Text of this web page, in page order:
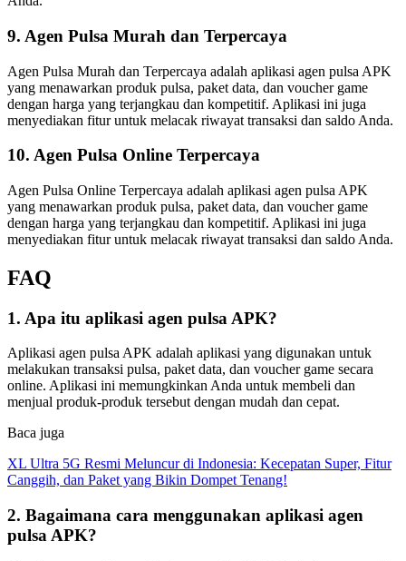
9. Agen Pulsa Murah dan Terpercaya
Agen Pulsa Murah dan Terpercaya adalah aplikasi agen pulsa APK
yang menawarkan produk pulsa, paket data, dan voucher game
dengan harga yang terjangkau dan kompetitif. Aplikasi ini juga
menyediakan fitur untuk melacak riwayat transaksi dan saldo Anda.
10. Agen Pulsa Online Terpercaya
Agen Pulsa Online Terpercaya adalah aplikasi agen pulsa APK
yang menawarkan produk pulsa, paket data, dan voucher game
dengan harga yang terjangkau dan kompetitif. Aplikasi ini juga
menyediakan fitur untuk melacak riwayat transaksi dan saldo Anda.
FAQ
1. Apa itu aplikasi agen pulsa APK?
Aplikasi agen pulsa APK adalah aplikasi yang digunakan untuk
melakukan transaksi pulsa, paket data, dan voucher game secara
online. Aplikasi ini memungkinkan Anda untuk membeli dan
menjual produk-produk tersebut dengan mudah dan cepat.
Baca juga
XL Ultra 5G Resmi Meluncur di Indonesia: Kecepatan Super, Fitur
Canggih, dan Paket yang Bikin Dompet Tenang!
2. Bagaimana cara menggunakan aplikasi agen
pulsa APK?